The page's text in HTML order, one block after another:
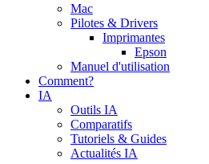
Mac
Pilotes & Drivers
Imprimantes
Epson
Manuel d'utilisation
Comment?
IA
Outils IA
Comparatifs
Tutoriels & Guides
Actualités IA